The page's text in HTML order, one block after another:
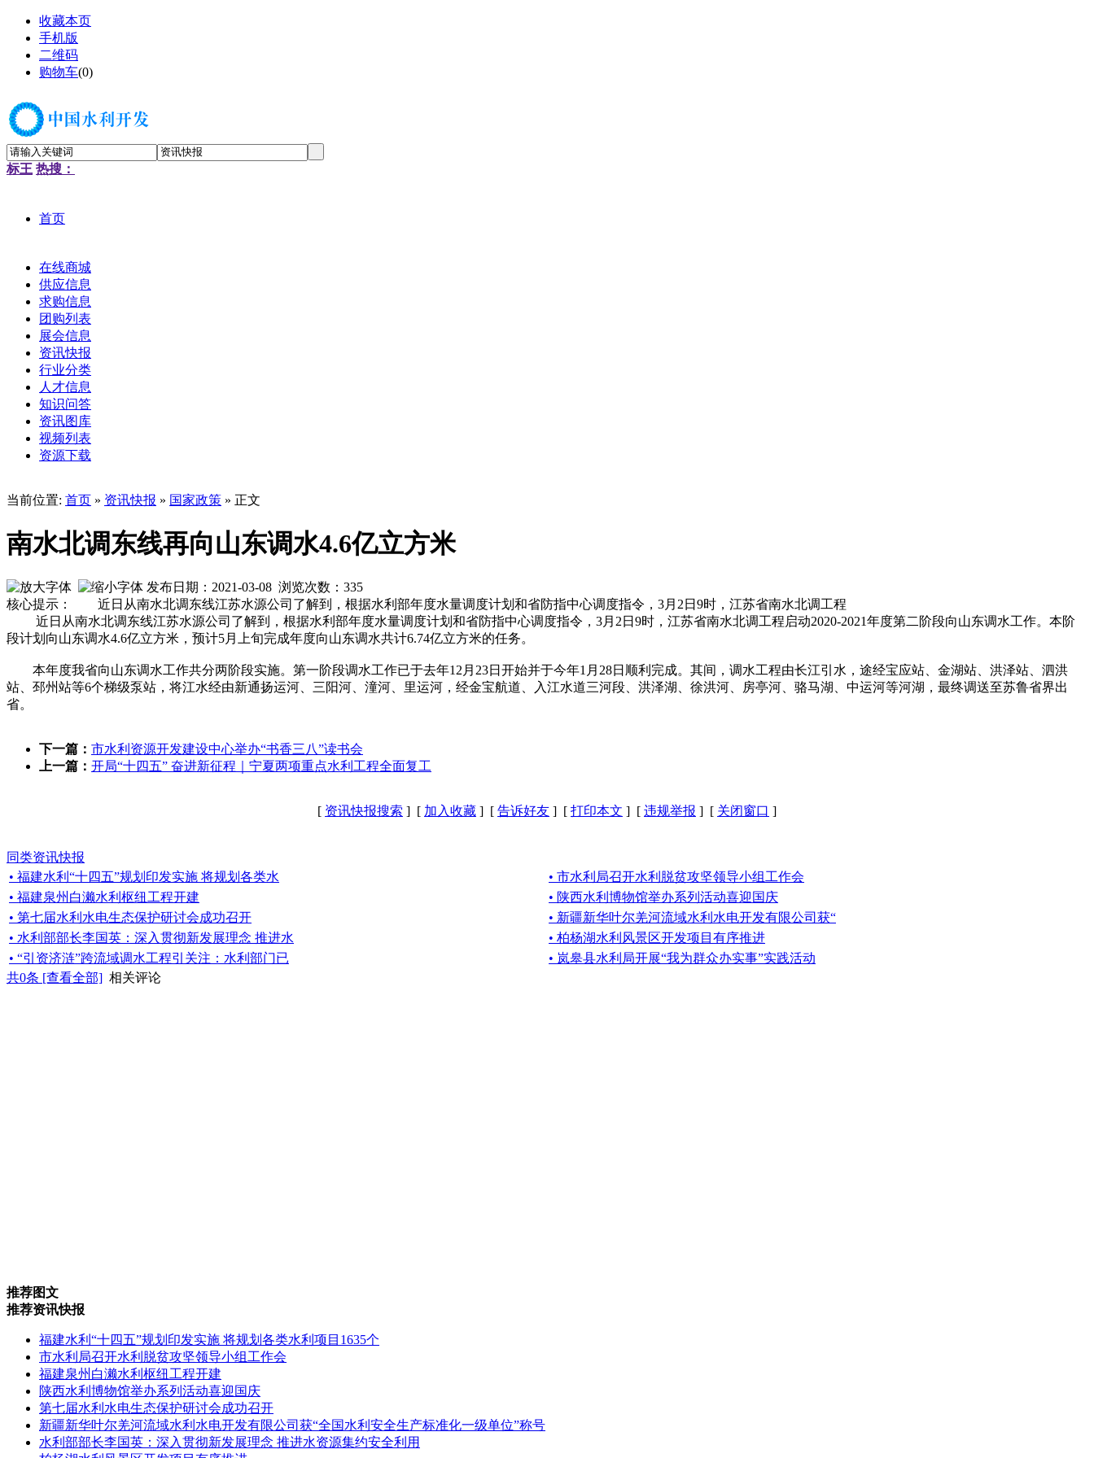
收藏本页
手机版
二维码
购物车(0)
标王 热搜：
首页
在线商城
供应信息
求购信息
团购列表
展会信息
资讯快报
行业分类
人才信息
知识问答
资讯图库
视频列表
资源下载
当前位置: 首页 » 资讯快报 » 国家政策 » 正文
南水北调东线再向山东调水4.6亿立方米
发布日期：2021-03-08 浏览次数： 335
核心提示： 近日从南水北调东线江苏水源公司了解到，根据水利部年度水量调度计划和省防指中心调度指令，3月2日9时，江苏省南水北调工程
近日从南水北调东线江苏水源公司了解到，根据水利部年度水量调度计划和省防指中心调度指令，3月2日9时，江苏省南水北调工程启动2020-2021年度第二阶段向山东调水工作。本阶
段计划向山东调水4.6亿立方米，预计5月上旬完成年度向山东调水共计6.74亿立方米的任务。
本年度我省向山东调水工作共分两阶段实施。第一阶段调水工作已于去年12月23日开始并于今年1月28日顺利完成。其间，调水工程由长江引水，途经宝应站、金湖站、洪泽站、泗洪
站、邳州站等6个梯级泵站，将江水经由新通扬运河、三阳河、潼河、里运河，经金宝航道、入江水道三河段、洪泽湖、徐洪河、房亭河、骆马湖、中运河等河湖，最终调送至苏鲁省界出
省。
下一篇： 市水利资源开发建设中心举办“书香三八”读书会
上一篇： 开局“十四五” 奋进新征程｜宁夏两项重点水利工程全面复工
[ 资讯快报搜索 ] [ 加入收藏 ] [ 告诉好友 ] [ 打印本文 ] [ 违规举报 ] [ 关闭窗口 ]
同类资讯快报
• 福建水利“十四五”规划印发实施 将规划各类水
• 市水利局召开水利脱贫攻坚领导小组工作会
• 福建泉州白濑水利枢纽工程开建
• 陕西水利博物馆举办系列活动喜迎国庆
• 第七届水利水电生态保护研讨会成功召开
• 新疆新华叶尔羌河流域水利水电开发有限公司获“
• 水利部部长李国英：深入贯彻新发展理念 推进水
• 柏杨湖水利风景区开发项目有序推进
• “引资济涟”跨流域调水工程引关注：水利部门已
• 岚皋县水利局开展“我为群众办实事”实践活动
共0条 [查看全部] 相关评论
推荐图文
推荐资讯快报
福建水利“十四五”规划印发实施 将规划各类水利项目1635个
市水利局召开水利脱贫攻坚领导小组工作会
福建泉州白濑水利枢纽工程开建
陕西水利博物馆举办系列活动喜迎国庆
第七届水利水电生态保护研讨会成功召开
新疆新华叶尔羌河流域水利水电开发有限公司获“全国水利安全生产标准化一级单位”称号
水利部部长李国英：深入贯彻新发展理念 推进水资源集约安全利用